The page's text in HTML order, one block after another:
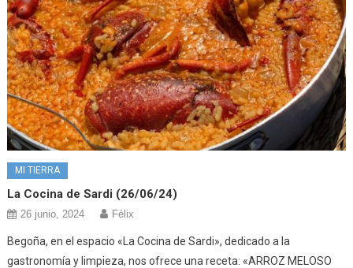
MI TIERRA
La Cocina de Sardi (26/06/24)
26 junio, 2024 Félix
Begoña, en el espacio «La Cocina de Sardi», dedicado a la
gastronomía y limpieza, nos ofrece una receta: «ARROZ MELOSO